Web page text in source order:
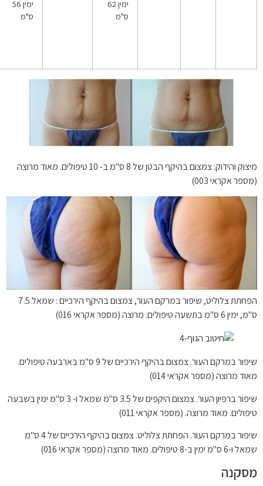
ימין 62
ס"מ
ימין 56
ס"מ
מיצוק והידוק: צמצום בהיקף הבטן של 8 ס"מ ב- 10 טיפולים. מאוד מרוצה
(מספר אקראי 003)
הפחתת צלוליט, שיפור במרקם העור, צמצום בהיקף הירכיים : שמאל 7.5
ס"מ, ימין 6 ס"מ בתשעה טיפולים. מרוצה (מספר אקראי 016)
שיפור במרקם העור. צמצום בהיקף הירכיים של 9 ס"מ בארבעה טיפולים.
מאוד מרוצה (מספר אקראי 014)
שיפור ברפיון העור. צמצום היקפים של 3.5 ס"מ שמאל ו- 3 ס"מ ימין בשבעה
טיפולים. מאוד מרוצה. (מספר אקראי 011)
שיפור במרקם העור. הפחתת צלוליט. צמצום בהיקף הירכיים של 4 ס"מ
שמאל ו-6 ס"מ ימין ב-8 טיפולים. מאוד מרוצה (מספר אקראי 016)
מסקנה